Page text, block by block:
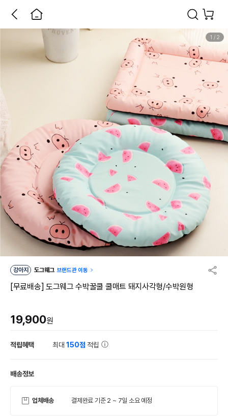
1 / 2
강아지 도그웨그 브랜드관 이동
[무료배송] 도그웨그 수박꿀쿨 쿨매트 돼지사각형/수박원형
19,900원
적립혜택 최대150점 적립
배송정보
업체배송 결제완료 기준 2 ~ 7일 소요 예정